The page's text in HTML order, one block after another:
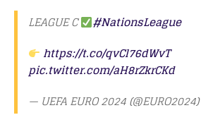
LEAGUE C
#NationsLeague
https://t.co/qvCl76dWvT
pic.twitter.com/aH8rZkrCKd
— UEFA EURO 2024 (@EURO2024)